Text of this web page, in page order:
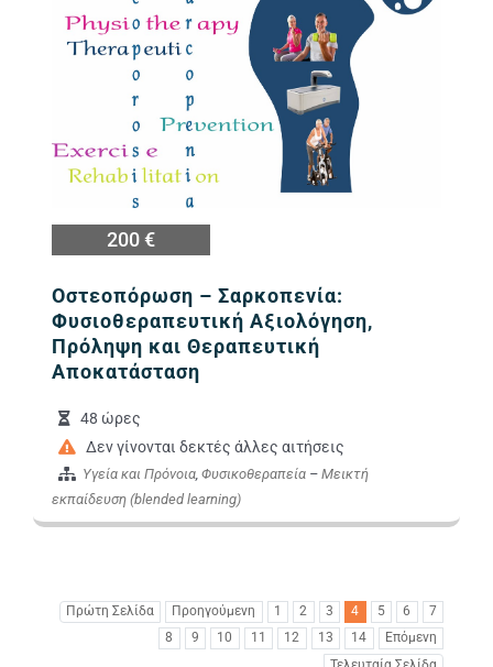
200 €
Οστεοπόρωση – Σαρκοπενία:
Φυσιοθεραπευτική Αξιολόγηση,
Πρόληψη και Θεραπευτική
Αποκατάσταση
48 ώρες
Δεν γίνονται δεκτές άλλες αιτήσεις
Υγεία και Πρόνοια ,Φυσικοθεραπεία –Μεικτή
εκπαίδευση (blended learning)
Πρώτη Σελίδα Προηγούμενη 1 2 3 4 5 6
7
8
9 10 11 12 13 14
Επόμενη